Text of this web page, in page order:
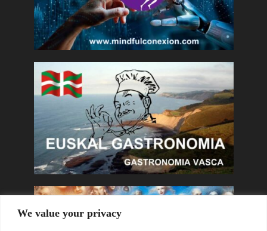
We value your privacy